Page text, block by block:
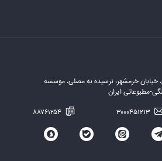
خیابان خرمشهر، نرسیده به مصلی، موسسه
مطبوعاتی ایران